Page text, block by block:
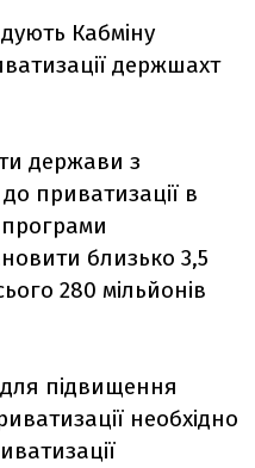
Кабміну
держшахт
держави з
приватизації в
близько 3,5
280 мільйонів
підвищення
необхідно